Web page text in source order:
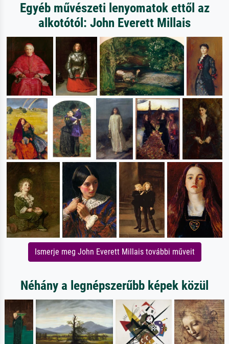
Egyéb művészeti lenyomatok ettől az
alkotótól: John Everett Millais
Ismerje meg John Everett Millais további műveit
Néhány a legnépszerűbb képek közül